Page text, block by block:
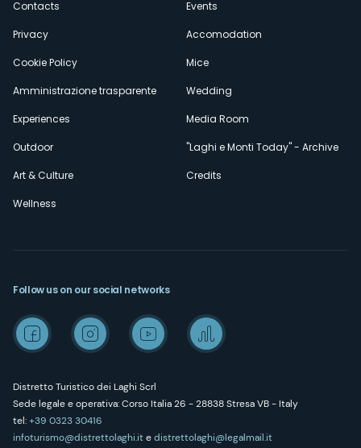
Contacts
Privacy
Cookie Policy
Amministrazione trasparente
Experiences
Outdoor
Art & Culture
Wellness
Events
Accomodation
Mice
Wedding
Media Room
"Laghi e Monti Today" - Archive
Credits
Distretto Turistico dei Laghi Scrl
Sede legale e operativa: Corso Italia 26 - 28838 Stresa VB - Italy
tel:+39 0323 30416
infoturismo@distrettolaghi.itedistrettolaghi@legalmail.it
Follow us on our social networks